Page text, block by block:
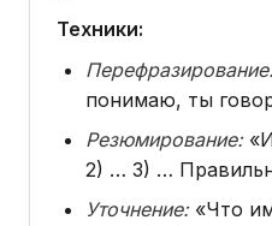
Техники:
понимаю, ты
Резюмирование:
2) … 3) …
Уточнение:«Что